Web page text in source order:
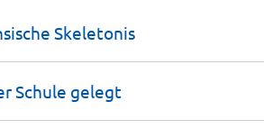
Skeletonis
Schule gelegt